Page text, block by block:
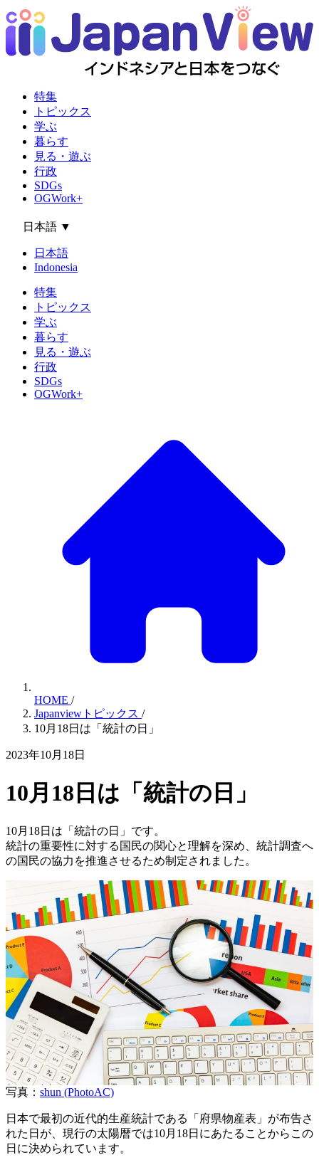
特集
トピックス
学ぶ
暮らす
見る・遊ぶ
行政
SDGs
OGWork+
日本語 ▼
日本語
Indonesia
特集
トピックス
学ぶ
暮らす
見る・遊ぶ
行政
SDGs
OGWork+
HOME /
Japanviewトピックス /
10月18日は「統計の日」
2023年10月18日
10月18日は「統計の日」
10月18日は「統計の日」です。
統計の重要性に対する国民の関心と理解を深め、統計調査へ
の国民の協力を推進させるため制定されました。
写真： shun (PhotoAC)
日本で最初の近代的生産統計である「府県物産表」が布告さ
れた日が、現行の太陽暦では10月18日にあたることからこの
日に決められています。